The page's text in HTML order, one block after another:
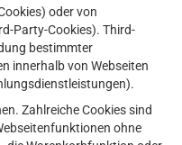
oder von
Party-Cookies). Third-
bestimmter
innerhalb von Webseiten
Zahlreiche Cookies sind
ohne